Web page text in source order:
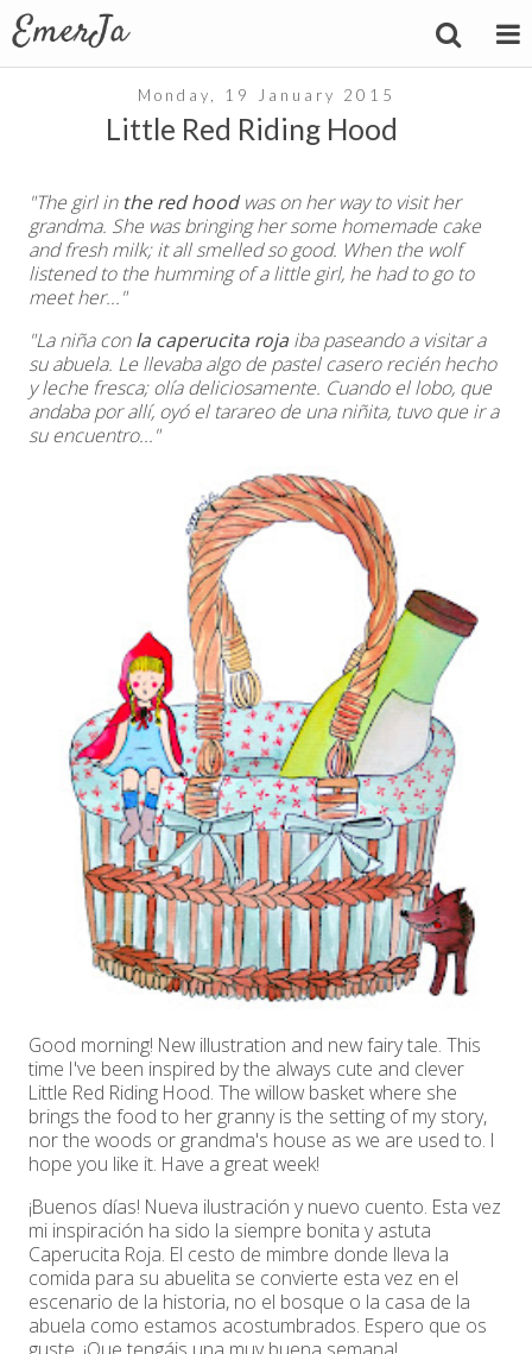
Monday, 19 January 2015
Little Red Riding Hood
"The girl in the red hoodwas on her way to visit her
grandma. She was bringing her some homemade cake
and fresh milk; it all smelled so good. When the wolf
listened to the humming of a little girl, he had to go to
meet her..."
"La niña conla caperucita roja iba paseando a visitar a
su abuela. Le llevaba algo de pastel casero recién hecho
y leche fresca; olía deliciosamente. Cuando el lobo, que
andaba por allí, oyó el tarareo de una niñita, tuvo que ir a
su encuentro..."
Good morning! New illustration and new fairy tale. This
time I've been inspired by the always cute and clever
Little Red Riding Hood. The willow basket where she
brings the food to her granny is the setting of my story,
nor the woods or grandma's house as we are used to. I
hope you like it. Have a great week!
¡Buenos días! Nueva ilustración y nuevo cuento. Esta vez
mi inspiración ha sido la siempre bonita y astuta
Caperucita Roja. El cesto de mimbre donde lleva la
comida para su abuelita se convierte esta vez en el
escenario de la historia, no el bosque o la casa de la
abuela como estamos acostumbrados. Espero que os